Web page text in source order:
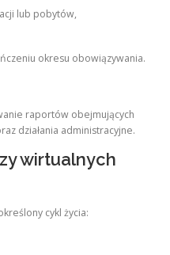
lub pobytów,
okresu obowiązywania.
raportów obejmujących
działania administracyjne.
wirtualnych
cykl życia: